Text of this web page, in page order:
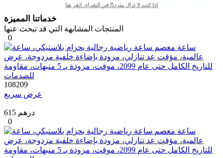
إذا كنت لا تزال مترددًا في الشراء، انقر هنا
خدماتنا المميزة
المنتجات المشابهة التي قد تبحث عنها
0
108209
عرض سريع
615 درهم
0